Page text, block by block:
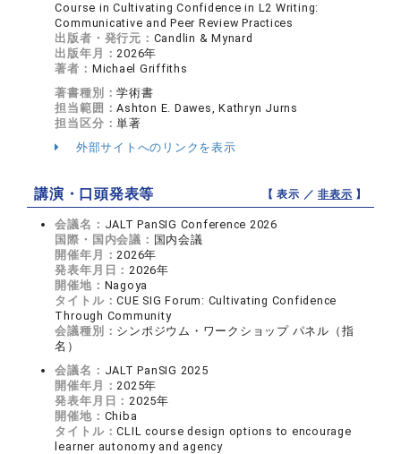
Course in Cultivating Confidence in L2 Writing:
Communicative and Peer Review Practices
出版者・発行元： Candlin & Mynard
出版年月：2026年
著者： Michael Griffiths
著書種別：学術書
担当範囲：Ashton E. Dawes, Kathryn Jurns
担当区分：単著
外部サイトへのリンクを表示
講演・口頭発表等 【 表示 ／非表示 】
会議名： JALT PanSIG Conference 2026
国際・国内会議： 国内会議
開催年月：2026年
発表年月日：2026年
開催地： Nagoya
タイトル：CUE SIG Forum: Cultivating Confidence
Through Community
会議種別： シンポジウム・ワークショップ パネル（指
名）
会議名： JALT PanSIG 2025
開催年月：2025年
発表年月日：2025年
開催地： Chiba
タイトル：CLIL course design options to encourage
learner autonomy and agency